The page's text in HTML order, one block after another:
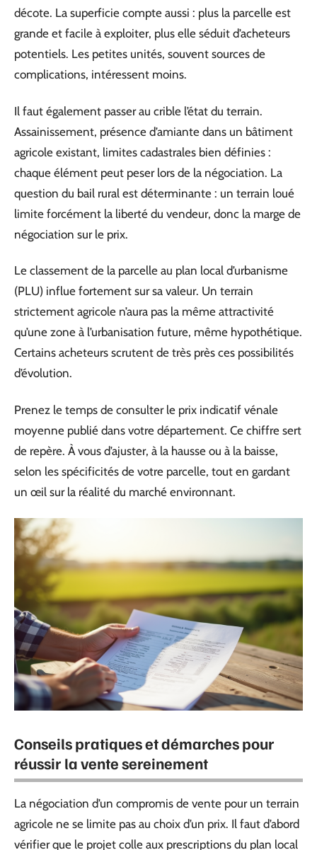
décote. La superficie compte aussi : plus la parcelle est
grande et facile à exploiter, plus elle séduit d’acheteurs
potentiels. Les petites unités, souvent sources de
complications, intéressent moins.
Il faut également passer au crible l’état du terrain.
Assainissement, présence d’amiante dans un bâtiment
agricole existant, limites cadastrales bien définies :
chaque élément peut peser lors de la négociation. La
question du bail rural est déterminante : un terrain loué
limite forcément la liberté du vendeur, donc la marge de
négociation sur le prix.
Le classement de la parcelle au plan local d’urbanisme
(PLU) influe fortement sur sa valeur. Un terrain
strictement agricole n’aura pas la même attractivité
qu’une zone à l’urbanisation future, même hypothétique.
Certains acheteurs scrutent de très près ces possibilités
d’évolution.
Prenez le temps de consulter le prix indicatif vénale
moyenne publié dans votre département. Ce chiffre sert
de repère. À vous d’ajuster, à la hausse ou à la baisse,
selon les spécificités de votre parcelle, tout en gardant
un œil sur la réalité du marché environnant.
Conseils pratiques et démarches pour
réussir la vente sereinement
La négociation d’un compromis de vente pour un terrain
agricole ne se limite pas au choix d’un prix. Il faut d’abord
vérifier que le projet colle aux prescriptions du plan local